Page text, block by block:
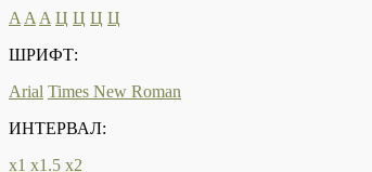
A A A Ц Ц Ц Ц
ШРИФТ:
Arial Times New Roman
ИНТЕРВАЛ:
х1 х1.5 х2